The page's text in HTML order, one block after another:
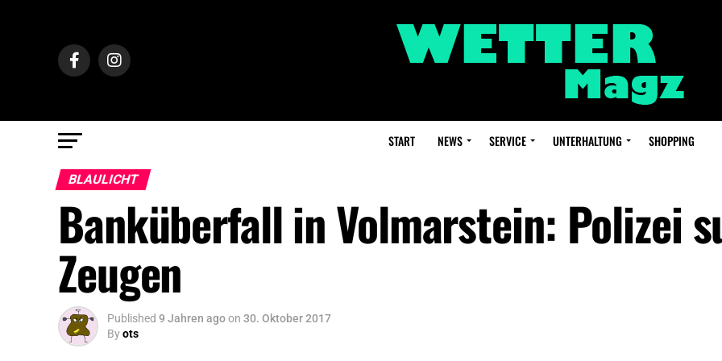
START NEWS SERVICE UNTERHALTUNG SHOPPING
BLAULICHT
Banküberfall in Volmarstein: Polizei
Zeugen
Published 9 Jahren agoon 30. Oktober 2017
Byots